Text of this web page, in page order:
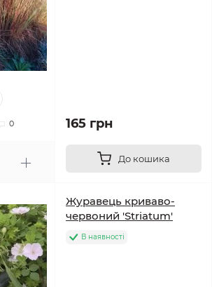
0 165 грн
До кошика
Журавець криваво-
червоний 'Striatum'
В наявності